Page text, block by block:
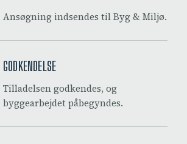
Ansøgning indsendes til Byg & Miljø.
GODKENDELSE
Tilladelsen godkendes, og
byggearbejdet påbegyndes.